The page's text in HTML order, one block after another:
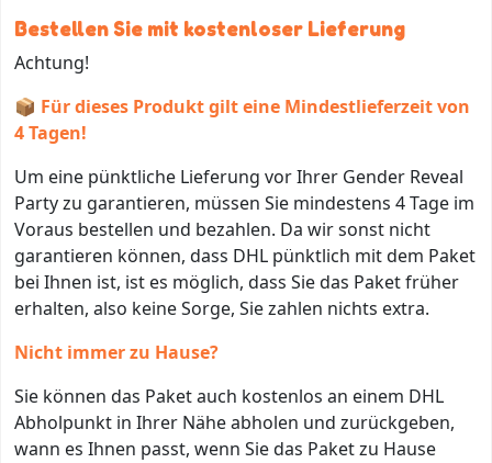
Bestellen Sie mit kostenloser Lieferung
Achtung!
📦 Für dieses Produkt gilt eine Mindestlieferzeit von
4 Tagen!
Um eine pünktliche Lieferung vor Ihrer Gender Reveal
Party zu garantieren, müssen Sie mindestens 4 Tage im
Voraus bestellen und bezahlen. Da wir sonst nicht
garantieren können, dass DHL pünktlich mit dem Paket
bei Ihnen ist, ist es möglich, dass Sie das Paket früher
erhalten, also keine Sorge, Sie zahlen nichts extra.
Nicht immer zu Hause?
Sie können das Paket auch kostenlos an einem DHL
Abholpunkt in Ihrer Nähe abholen und zurückgeben,
wann es Ihnen passt, wenn Sie das Paket zu Hause